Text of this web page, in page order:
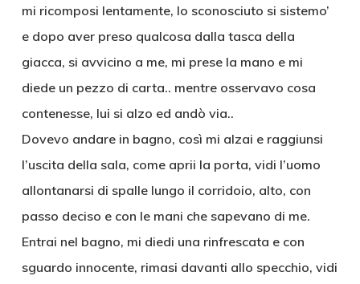
mi ricomposi lentamente, lo sconosciuto si sistemo’
e dopo aver preso qualcosa dalla tasca della
giacca, si avvicino a me, mi prese la mano e mi
diede un pezzo di carta.. mentre osservavo cosa
contenesse, lui si alzo ed andò via..
Dovevo andare in bagno, così mi alzai e raggiunsi
l’uscita della sala, come aprii la porta, vidi l’uomo
allontanarsi di spalle lungo il corridoio, alto, con
passo deciso e con le mani che sapevano di me.
Entrai nel bagno, mi diedi una rinfrescata e con
sguardo innocente, rimasi davanti allo specchio, vidi